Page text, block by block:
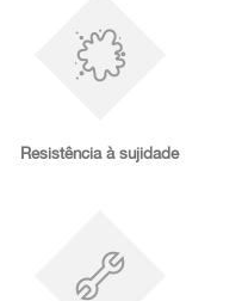
Resistência à sujidade